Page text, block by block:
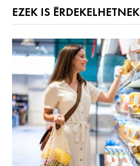
EZEK IS ÉRDEKELHETNEK